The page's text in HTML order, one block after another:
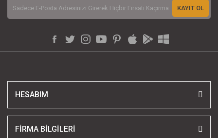
KAYIT OL
HESABIM
FİRMA BİLGİLERİ